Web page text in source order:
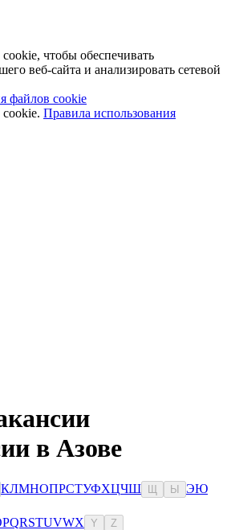
чтобы обеспечивать
веб-сайта и анализировать сетевой
файлов cookie
Правила использования
в Азове
КЛМНОПРСТУФХЦЧШ Ы ЭЮ
PQRSTUVWX Y Z